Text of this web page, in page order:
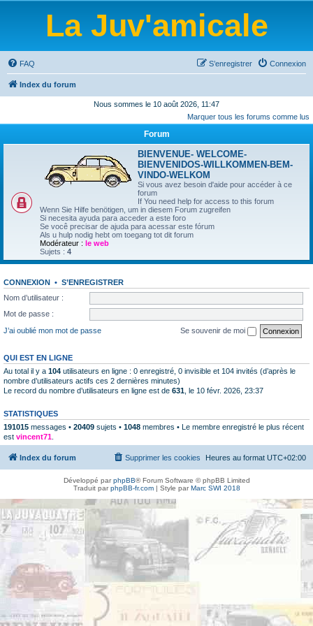
La Juv'amicale
FAQ Connexion
S’enregistrer
Index du forum
Nous sommes le 10 août 2026, 11:47
Marquer tous les forums comme lus
Forum
BIENVENUE- WELCOME-
BIENVENIDOS-WILLKOMMEN-BEM-
VINDO-WELKOM
Si vous avez besoin d'aide pour accéder à ce
forum
If You need help for access to this forum
Wenn Sie Hilfe benötigen, um in diesem Forum zugreifen
Si necesita ayuda para acceder a este foro
Se você precisar de ajuda para acessar este fórum
Als u hulp nodig hebt om toegang tot dit forum
Modérateur : le web
Sujets : 4
CONNEXION • S’ENREGISTRER
Nom d’utilisateur :
Mot de passe :
J’ai oublié mon mot de passe
Se souvenir de moi
QUI EST EN LIGNE
Au total il y a 104 utilisateurs en ligne : 0 enregistré, 0 invisible et 104 invités (d’après le
nombre d’utilisateurs actifs ces 2 dernières minutes)
Le record du nombre d’utilisateurs en ligne est de 631 , le 10 févr. 2026, 23:37
STATISTIQUES
191015 messages • 20409 sujets • 1048 membres • Le membre enregistré le plus récent
est vincent71
Index du forum Heures au format UTC+02:00
Supprimer les cookies
Développé parphpBB® Forum Software © phpBB Limited
Traduit parphpBB-fr.com| Style parMarc SWI 2018